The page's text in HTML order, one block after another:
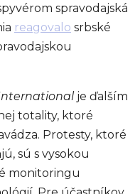
spravodajská
reagovalo srbské
je ďalším
totality, ktoré
Protesty, ktoré
sú s vysokou
monitoringu